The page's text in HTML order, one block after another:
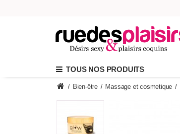
TOUS NOS PRODUITS
/ Bien-être / Massage et cosmetique /